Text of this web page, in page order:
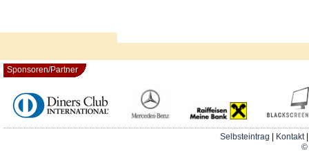
Sponsoren/Partner
Selbsteintrag Kontakt
©